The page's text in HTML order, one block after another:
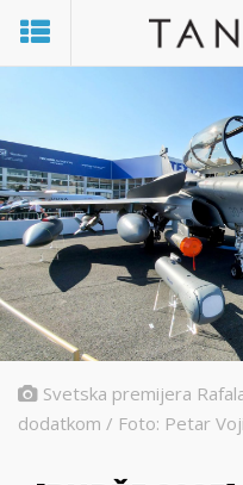
Svetska premijera
dodatkom / Foto: Petar